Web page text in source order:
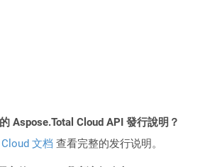
Aspose.Total Cloud API 發行說明？
文档 查看完整的发行说明。